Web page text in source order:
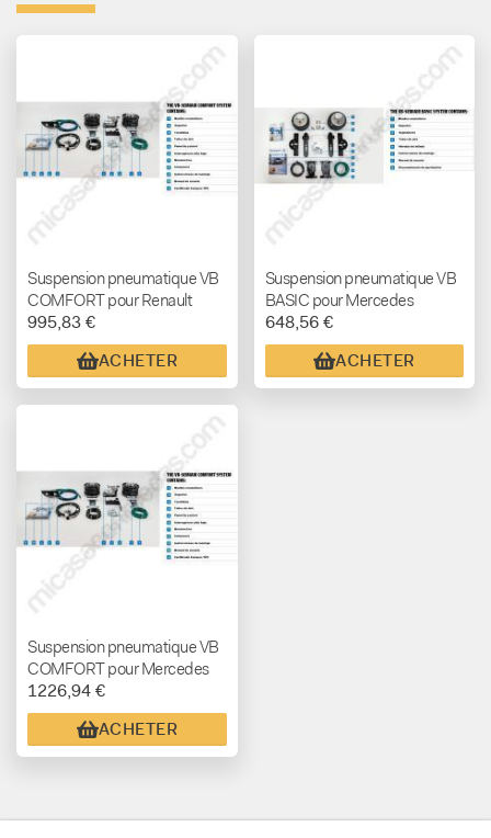
Suspension pneumatique VB
COMFORT pour Renault
Master (2010+)
995,83 €
ACHETER
Suspension pneumatique VB
BASIC pour Mercedes
Sprinter 4x4 (2018+)
648,56 €
ACHETER
Suspension pneumatique VB
COMFORT pour Mercedes
Sprinter 4x4 (2018+)
1226,94 €
ACHETER